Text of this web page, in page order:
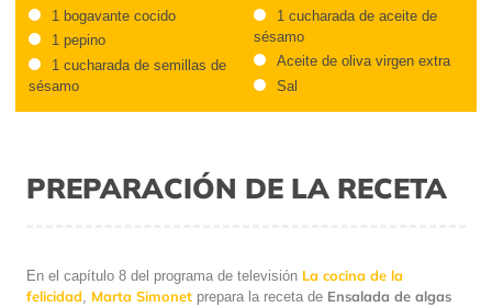
1 bogavante cocido
1 pepino
1 cucharada de semillas de
sésamo
1 cucharada de aceite de
sésamo
Aceite de oliva virgen extra
Sal
PREPARACIÓN DE LA RECETA
En el capítulo 8 del programa de televisión La cocina de la
felicidad, Marta Simonet prepara la receta de Ensalada de algas